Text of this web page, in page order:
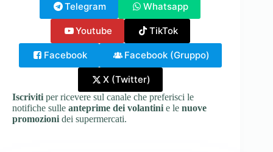
Telegram Whatsapp
Youtube TikTok
Facebook Facebook (Gruppo)
X (Twitter)
Iscriviti per ricevere sul canale che preferisci le
notifiche sulle anteprime dei volantini e le nuove
promozioni dei supermercati.